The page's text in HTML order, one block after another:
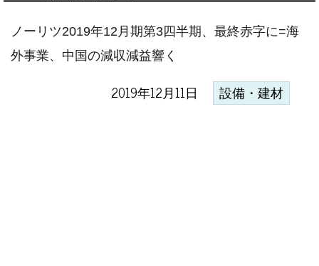
ノーリツ2019年12月期第3四半期、最終赤字に=海
外事業、中国の減収減益響く
2019年12月11日 設備・建材